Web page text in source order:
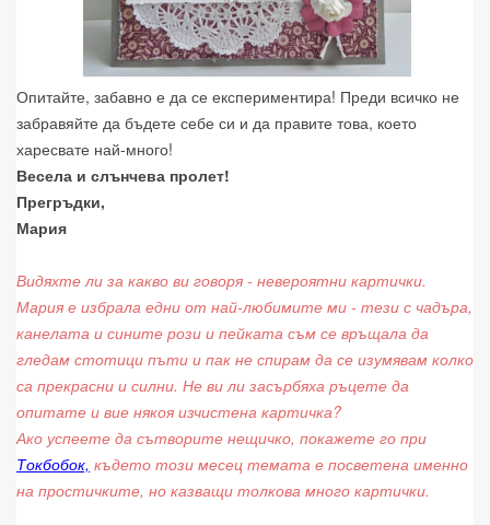
Опитайте, забавно е да се експериментира! Преди всичко не
забравяйте да бъдете себе си и да правите това, което
харесвате най-много!
Весела и слънчева пролет!
Прегръдки,
Мария
Видяхте ли за какво ви говоря - невероятни картички.
Мария е избрала едни от най-любимите ми - тези с чадъра,
канелата и сините рози и пейката съм се връщала да
гледам стотици пъти и пак не спирам да се изумявам колко
са прекрасни и силни. Не ви ли засърбяха ръцете да
опитате и вие някоя изчистена картичка?
Ако успеете да сътворите нещичко, покажете го при
Токбобок, където този месец темата е посветена именно
на простичките, но казващи толкова много картички.